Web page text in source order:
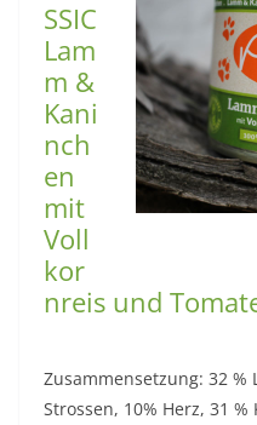
SSIC
Lam
m &
Kani
nch
en
mit
Voll
kor
nreis und
Zusammensetzung: 32 %
Strossen, 10% Herz, 31